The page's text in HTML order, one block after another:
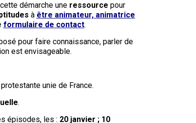
démarche une ressource pour
à être animateur, animatrice
formulaire de contact.
pour faire connaissance, parler de
est envisageable.
unie de France.
.
épisodes, les : 20 janvier ; 10